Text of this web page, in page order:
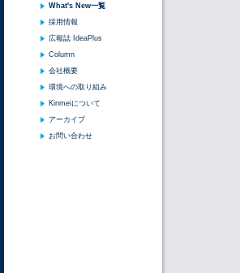
What's New一覧
採用情報
広報誌 IdeaPlus
Column
会社概要
環境への取り組み
Kinmeiについて
アーカイブ
お問い合わせ